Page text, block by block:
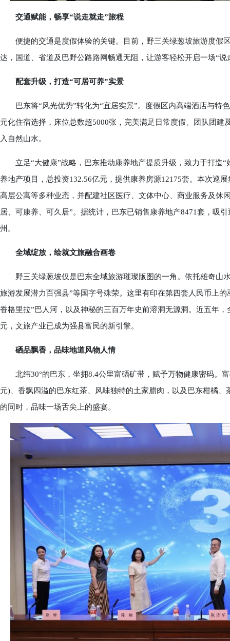
交通赋能，畅享“说走就走”旅程
便捷的交通是度假体验的关键。目前，野三关绿葱坡旅游度假
达，国道、省道及巴野公路路网畅通无阻，让游客轻松开启一场“说
配套升级，打造“可居可养”实景
巴东将“风光优势”转化为“宜居实景”。度假区内高端酒店与特
元化住宿选择，床位总数超5000张，完美满足日常度假、团队团
入自然山水。
立足“大健康”战略，巴东推动康养地产提质升级，致力于打造“
养地产项目，总投资132.56亿元，提供康养房源12175套。本次巡
高层公寓等多种业态，并配建社区医疗、文体中心、商业服务及休
居、可康养、可久居”。据统计，巴东已销售康养地产8471套，吸
州。
全域绽放，绘就文旅融合画卷
野三关绿葱坡仅是巴东全域旅游璀璨版图的一角。依托雄奇山
旅游发展潜力百强县”等国字号殊荣。这里有印在第四套人民币上
香格里拉”巴人河，以及神秘的三百万年史前溶洞无源洞。近五年
元，文旅产业已成为强县富民的新引擎。
硒品飘香，品味地道风物人情
北纬30°的巴东，坐拥8.4公里富硒矿带，赋予万物健康密码。
元)、香飘四溢的巴东红茶、风味独特的土家腊肉，以及巴东柑橘
的同时，品味一场舌尖上的盛宴。